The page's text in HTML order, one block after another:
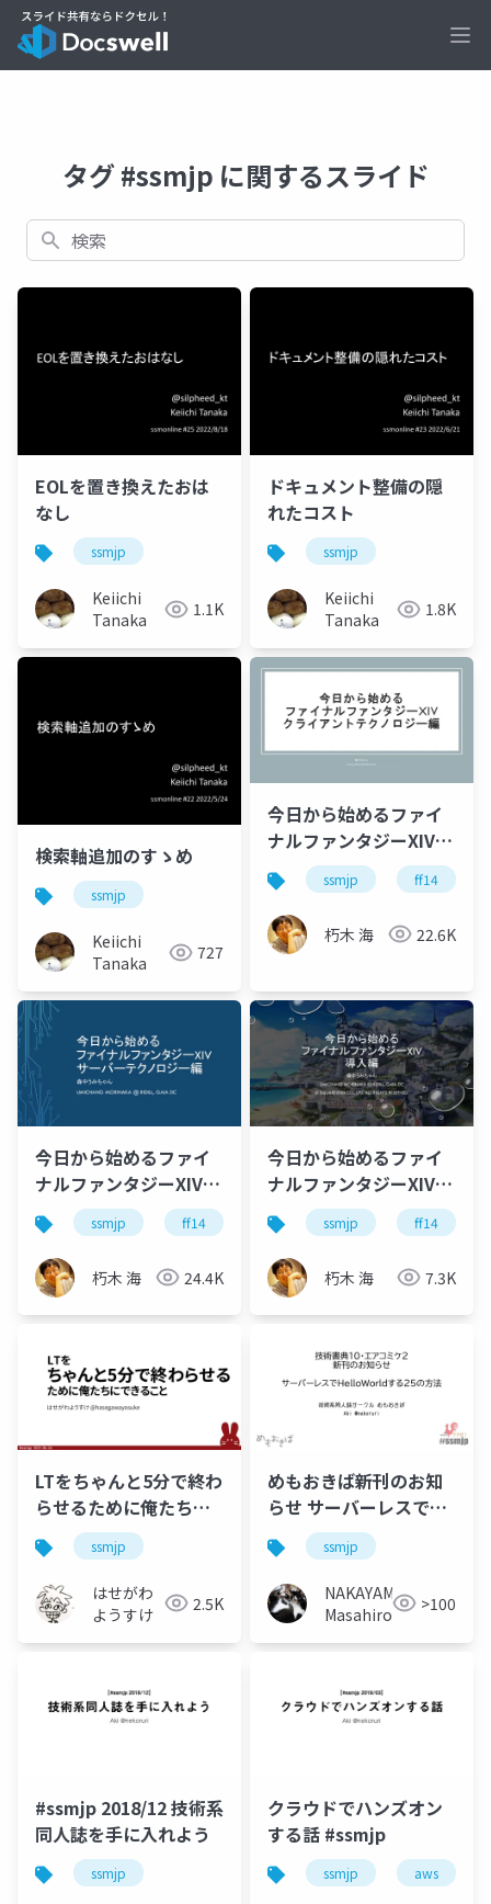
タグ #ssmjp に関するスライド
検索
EOLを置き換えたおは
なし
ssmjp
Keiichi
Tanaka
1.1K
ドキュメント整備の隠
れたコスト
ssmjp
Keiichi
Tanaka
1.8K
検索軸追加のすゝめ
ssmjp
Keiichi
Tanaka
727
今日から始めるファイ
ナルファンタジーXIV ~
クライアントテクノロ
ジー編
ssmjp ff14
朽木 海 22.6K
今日から始めるファイ
ナルファンタジーXIV ~
サーバーテクノロジー
編
ssmjp ff14 ゲーム開発
朽木 海 24.4K
今日から始めるファイ
ナルファンタジーXIV -
導入編ssmjp ff14
朽木 海 7.3K
LTをちゃんと5分で終わ
らせるために俺たちに
できること
ssmjp
はせがわ
ようすけ
2.5K
めもおきば新刊のお知
らせ サーバーレスで
HelloWorldする25の方
法 #ssmjp
ssmjp
NAKAYAMA
Masahiro
>100
#ssmjp 2018/12 技術系
同人誌を手に入れよう
ssmjp
クラウドでハンズオン
する話 #ssmjp
ssmjp aws